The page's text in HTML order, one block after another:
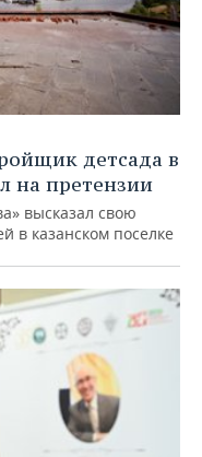
детсада в
на претензии
высказал свою
в казанском поселке